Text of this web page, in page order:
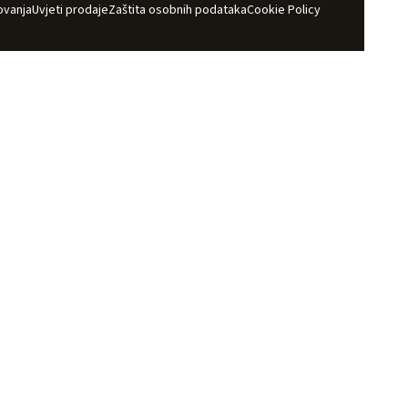
Uvjeti prodajeZaštita osobnih podatakaCookie Policy